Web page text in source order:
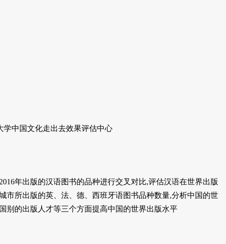
学中国文化走出去效果评估中心
年出版的汉语图书的品种进行交叉对比,评估汉语在世界出版
市所出版的英、法、德、西班牙语图书品种数量,分析中国的世
别的出版人才等三个方面提高中国的世界出版水平